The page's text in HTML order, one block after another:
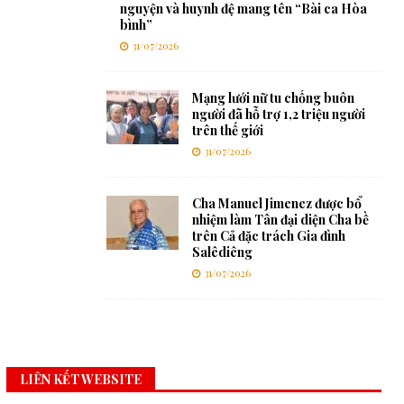
nguyện và huynh đệ mang tên “Bài ca Hòa
bình”
31/07/2026
Mạng lưới nữ tu chống buôn
người đã hỗ trợ 1,2 triệu người
trên thế giới
31/07/2026
Cha Manuel Jimenez được bổ
nhiệm làm Tân đại diện Cha bề
trên Cả đặc trách Gia đình
Salêdiêng
31/07/2026
LIÊN KẾT WEBSITE